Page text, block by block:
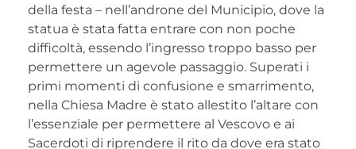
della festa – nell’androne del Municipio, dove la
statua è stata fatta entrare con non poche
difficoltà, essendo l’ingresso troppo basso per
permettere un agevole passaggio. Superati i
primi momenti di confusione e smarrimento,
nella Chiesa Madre è stato allestito l’altare con
l’essenziale per permettere al Vescovo e ai
Sacerdoti di riprendere il rito da dove era stato